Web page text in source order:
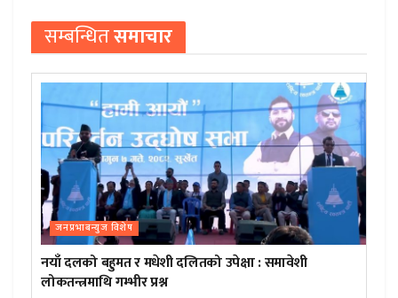
सम्बन्धितसमाचार
जनप्रभाबन्युज विशेष
नयाँ दलको बहुमत र मधेशी दलितको उपेक्षा : समावेशी
लोकतन्त्रमाथि गम्भीर प्रश्न